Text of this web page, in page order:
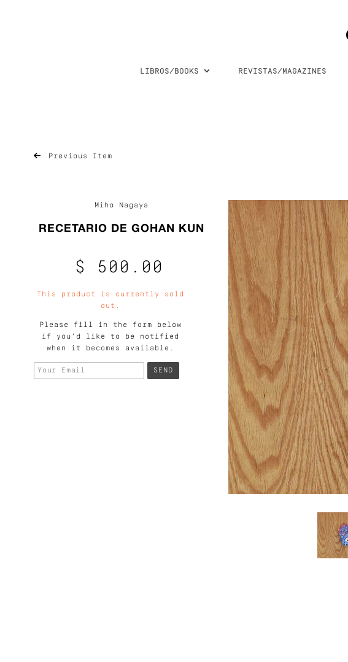
LIBROS/BOOKS REVISTAS/MAGAZINES
Previous Item
Miho Nagaya
RECETARIO DE GOHAN KUN
$ 500.00
This product is currently sold
out.
Please fill in the form below
if you'd like to be notified
when it becomes available.